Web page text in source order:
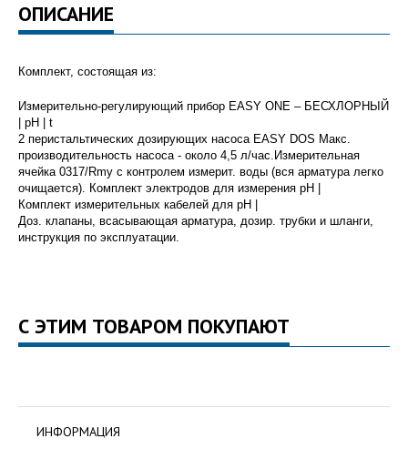
ОПИСАНИЕ
Комплект, состоящая из:
Измерительно-регулирующий прибор EASY ONE – БЕСХЛОРНЫЙ
| pH | t
2 перистальтических дозирующих насоса EASY DOS Макс.
производительность насоса - около 4,5 л/час.Измерительная
ячейка 0317/Rmy с контролем измерит. воды (вся арматура легко
очищается). Комплект электродов для измерения pH |
Комплект измерительных кабелей для pH |
Доз. клапаны, всасывающая арматура, дозир. трубки и шланги,
инструкция по эксплуатации.
С ЭТИМ ТОВАРОМ ПОКУПАЮТ
ИНФОРМАЦИЯ